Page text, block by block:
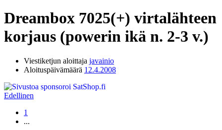
Dreambox 7025(+) virtalähteen
korjaus (powerin ikä n. 2-3 v.)
Viestiketjun aloittaja javainio
Aloituspäivämäärä 12.4.2008
Edellinen
1
...